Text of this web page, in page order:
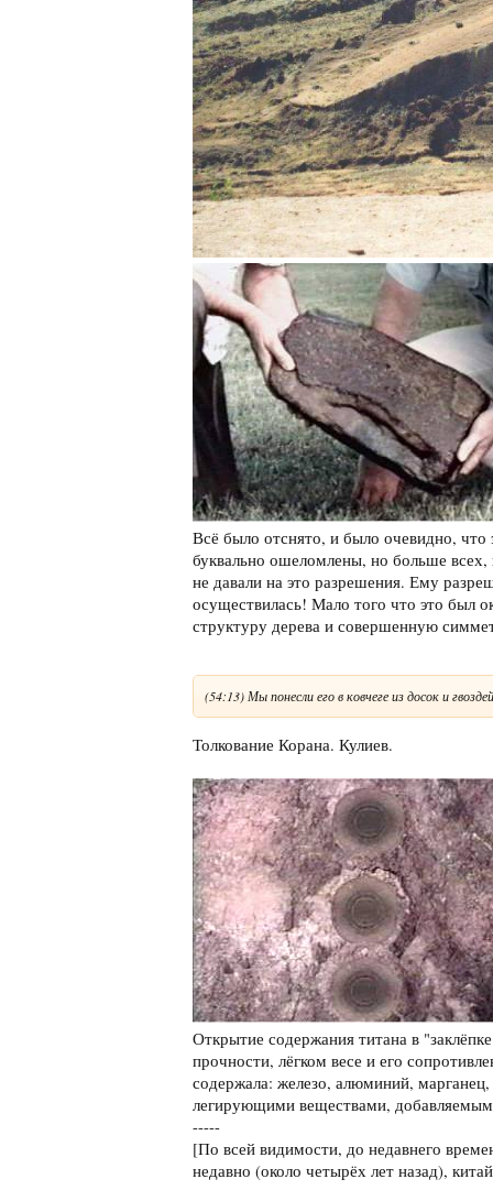
Всё было отснято, и было очевидно,
буквально ошеломлены, но больше всех,
не давали на это разрешения. Ему
осуществилась! Мало того что это был
структуру дерева и совершенную
(54:13) Мы понесли его в ковчеге из досок и
Толкование Корана. Кулиев.
Открытие содержания титана в
прочности, лёгком весе и его
содержала: железо, алюминий,
легирующими веществами,
-----
[По всей видимости, до недавнего
недавно (около четырёх лет назад),